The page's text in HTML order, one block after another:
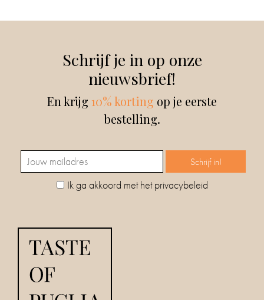
Schrijf je in op onze
nieuwsbrief!
En krijg 10% korting op je eerste
bestelling.
Ik ga akkoord met het privacybeleid